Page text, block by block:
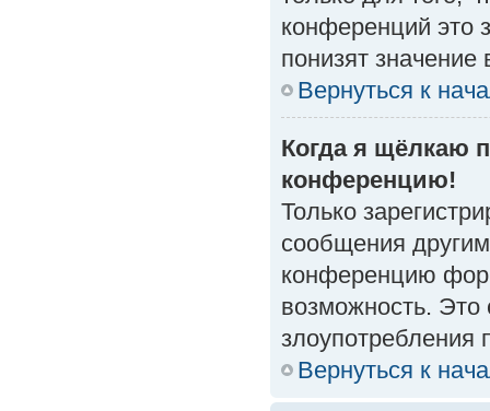
конференций это
понизят
Вернуться к
Когда я щёлкаю
конференцию!
Только
сообщения
конференцию
возможность. Это
злоупотребления
Вернуться к